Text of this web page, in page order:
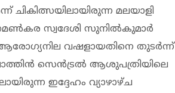
മലയാളി
സ്വദേശി സുനിൽകുമാർ
വഷളായതിനെ തുടർന്ന്
സെൻട്രൽ ആശുപത്രിയിലെ
ഇദ്ദേഹം വ്യാഴാഴ്ച